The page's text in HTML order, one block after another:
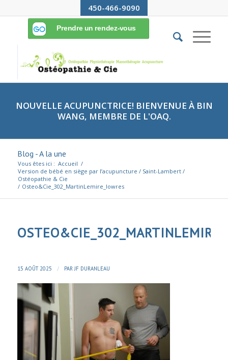
450-466-9090
NOUVELLE ACUPUNCTRICE! BIENVENUE À BIN
WANG, MEMBRE DE L'OAQ.
Blog - A la une
Vous êtes ici : Accueil /
Version de bébé en siège par l’acupuncture / Saint-Lambert /
Ostéopathie & Cie
/ Osteo&Cie_302_MartinLemire_lowres
15 AOÛT 2025 / PAR JF DURANLEAU